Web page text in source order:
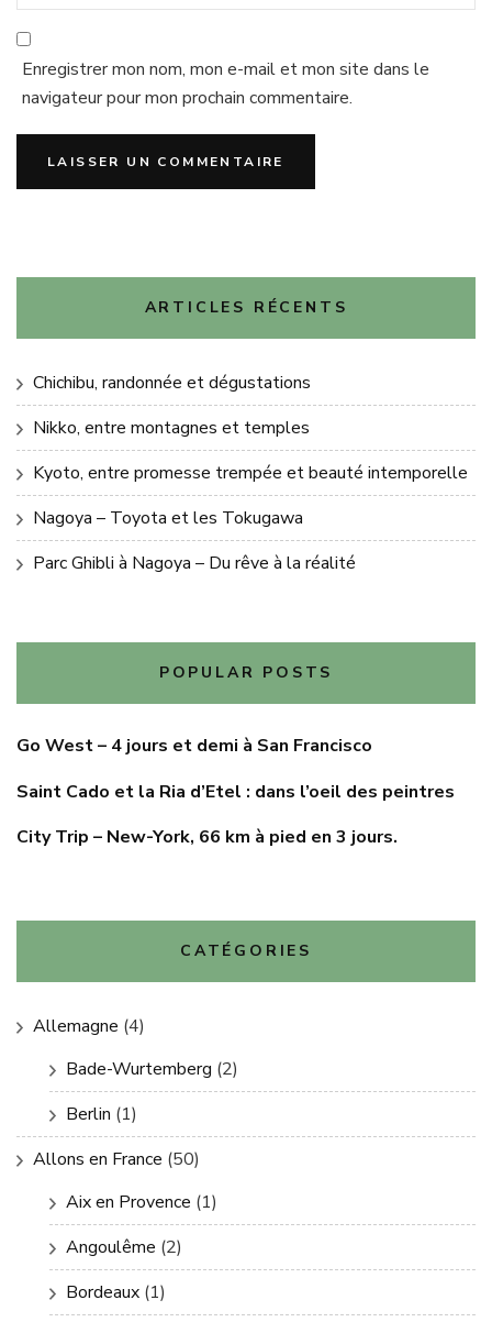
Enregistrer mon nom, mon e-mail et mon site dans le
navigateur pour mon prochain commentaire.
ARTICLES RÉCENTS
Chichibu, randonnée et dégustations
Nikko, entre montagnes et temples
Kyoto, entre promesse trempée et beauté intemporelle
Nagoya – Toyota et les Tokugawa
Parc Ghibli à Nagoya – Du rêve à la réalité
POPULAR POSTS
Go West – 4 jours et demi à San Francisco
Saint Cado et la Ria d’Etel : dans l’oeil des peintres
City Trip – New-York, 66 km à pied en 3 jours.
CATÉGORIES
Allemagne (4)
Bade-Wurtemberg (2)
Berlin (1)
Allons en France (50)
Aix en Provence (1)
Angoulême (2)
Bordeaux (1)